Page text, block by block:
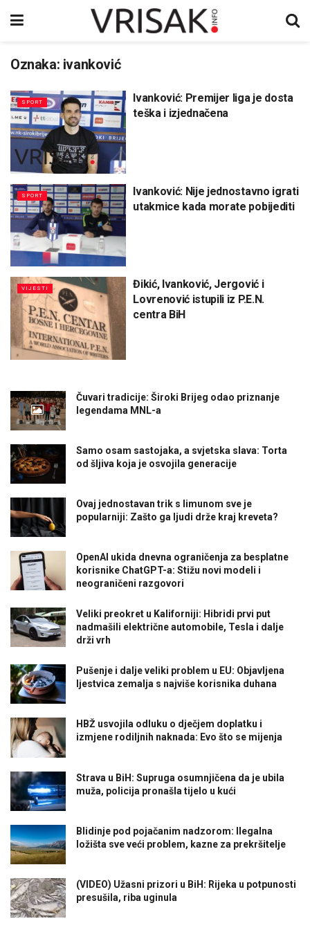
Oznaka: ivanković
SPORT
Ivanković: Premijer liga je dosta
teška i izjednačena
SPORT
Ivanković: Nije jednostavno igrati
utakmice kada morate pobijediti
VIJESTI
Đikić, Ivanković, Jergović i
Lovrenović istupili iz P.E.N.
centra BiH
Čuvari tradicije: Široki Brijeg odao priznanje
legendama MNL-a
Samo osam sastojaka, a svjetska slava: Torta
od šljiva koja je osvojila generacije
Ovaj jednostavan trik s limunom sve je
popularniji: Zašto ga ljudi drže kraj kreveta?
OpenAI ukida dnevna ograničenja za besplatne
korisnike ChatGPT-a: Stižu novi modeli i
neograničeni razgovori
Veliki preokret u Kaliforniji: Hibridi prvi put
nadmašili električne automobile, Tesla i dalje
drži vrh
Pušenje i dalje veliki problem u EU: Objavljena
ljestvica zemalja s najviše korisnika duhana
HBŽ usvojila odluku o dječjem doplatku i
izmjene rodiljnih naknada: Evo što se mijenja
Strava u BiH: Supruga osumnjičena da je ubila
muža, policija pronašla tijelo u kući
Blidinje pod pojačanim nadzorom: Ilegalna
ložišta sve veći problem, kazne za prekršitelje
(VIDEO) Užasni prizori u BiH: Rijeka u potpunosti
presušila, riba uginula